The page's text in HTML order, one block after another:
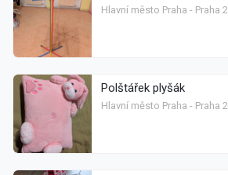
Hlavní město Praha - Praha 2
Polštářek plyšák
Hlavní město Praha - Praha 2